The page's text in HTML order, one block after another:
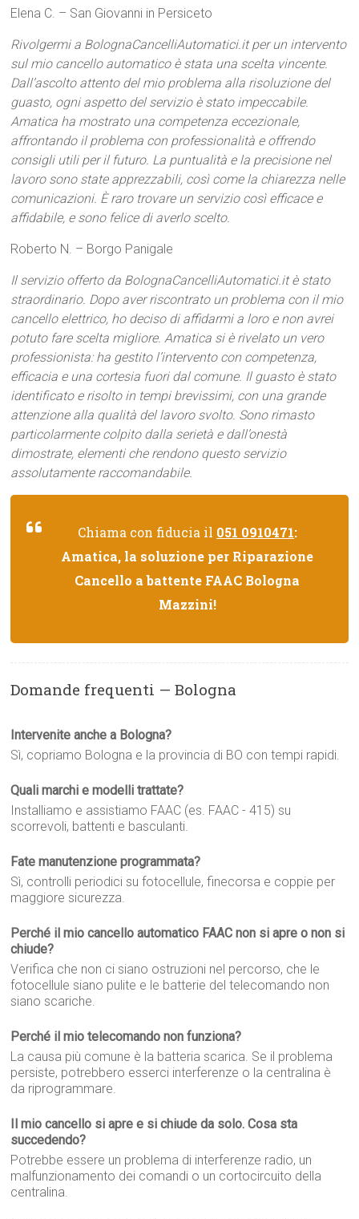
Elena C. – San Giovanni in Persiceto
Rivolgermi a BolognaCancelliAutomatici.it per un intervento
sul mio cancello automatico è stata una scelta vincente.
Dall’ascolto attento del mio problema alla risoluzione del
guasto, ogni aspetto del servizio è stato impeccabile.
Amatica ha mostrato una competenza eccezionale,
affrontando il problema con professionalità e offrendo
consigli utili per il futuro. La puntualità e la precisione nel
lavoro sono state apprezzabili, così come la chiarezza nelle
comunicazioni. È raro trovare un servizio così efficace e
affidabile, e sono felice di averlo scelto.
Roberto N. – Borgo Panigale
Il servizio offerto da BolognaCancelliAutomatici.it è stato
straordinario. Dopo aver riscontrato un problema con il mio
cancello elettrico, ho deciso di affidarmi a loro e non avrei
potuto fare scelta migliore. Amatica si è rivelato un vero
professionista: ha gestito l’intervento con competenza,
efficacia e una cortesia fuori dal comune. Il guasto è stato
identificato e risolto in tempi brevissimi, con una grande
attenzione alla qualità del lavoro svolto. Sono rimasto
particolarmente colpito dalla serietà e dall’onestà
dimostrate, elementi che rendono questo servizio
assolutamente raccomandabile.
Chiama con fiducia il 051 0910471:
Amatica, la soluzione per Riparazione
Cancello a battente FAAC Bologna
Mazzini!
Domande frequenti — Bologna
Intervenite anche a Bologna?
Sì, copriamo Bologna e la provincia di BO con tempi rapidi.
Quali marchi e modelli trattate?
Installiamo e assistiamo FAAC (es. FAAC - 415) su
scorrevoli, battenti e basculanti.
Fate manutenzione programmata?
Sì, controlli periodici su fotocellule, finecorsa e coppie per
maggiore sicurezza.
Perché il mio cancello automatico FAAC non si apre o non si
chiude?
Verifica che non ci siano ostruzioni nel percorso, che le
fotocellule siano pulite e le batterie del telecomando non
siano scariche.
Perché il mio telecomando non funziona?
La causa più comune è la batteria scarica. Se il problema
persiste, potrebbero esserci interferenze o la centralina è
da riprogrammare.
Il mio cancello si apre e si chiude da solo. Cosa sta
succedendo?
Potrebbe essere un problema di interferenze radio, un
malfunzionamento dei comandi o un cortocircuito della
centralina.